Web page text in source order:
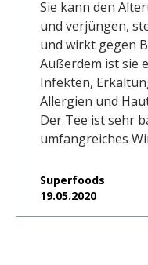
Sie kann den
und verjüngen,
und wirkt gegen
Außerdem ist sie
Infekten,
Allergien und
Der Tee ist sehr
umfangreiches
Superfoods
19.05.2020